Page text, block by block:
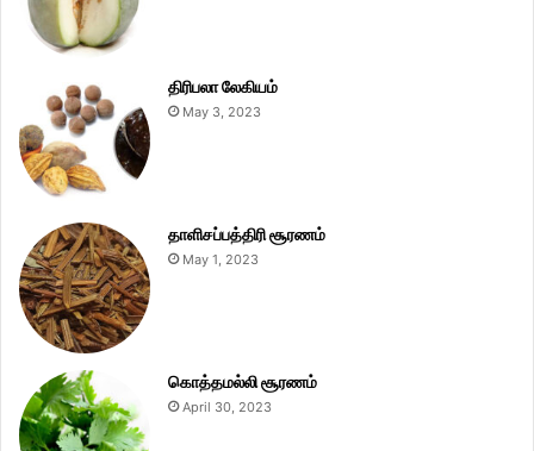
திரிபலா லேகியம்
May 3, 2023
தாளிசப்பத்திரி சூரணம்
May 1, 2023
கொத்தமல்லி சூரணம்
April 30, 2023